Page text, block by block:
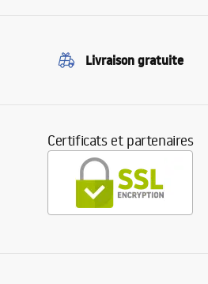
Livraison gratuite
Certificats et partenaires